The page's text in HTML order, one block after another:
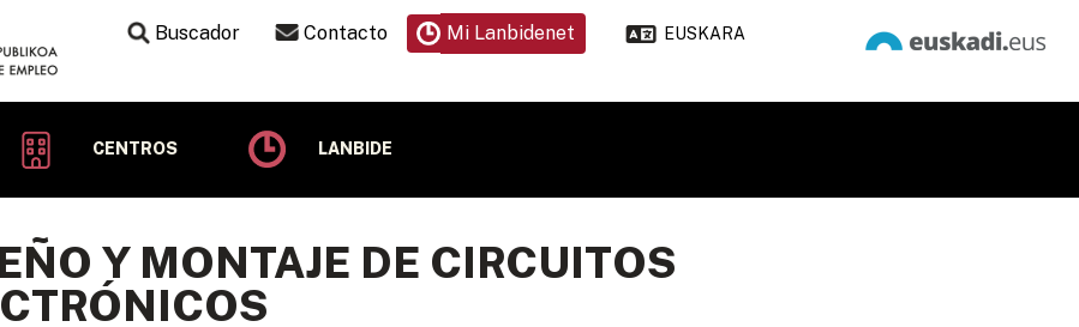
Buscador Contacto Mi Lanbidenet EUSKARA
CENTROS LANBIDE
Y MONTAJE DE CIRCUITOS